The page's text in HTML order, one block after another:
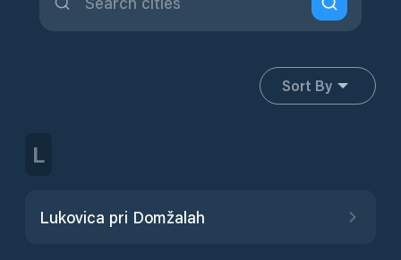
Sort By
L
Lukovica pri Domžalah